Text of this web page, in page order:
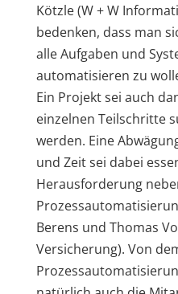
Kötzle (W + W
bedenken, dass man
alle Aufgaben und
automatisieren zu
Ein Projekt sei auch
einzelnen Teilschritte
werden. Eine
und Zeit sei dabei
Herausforderung
Berens und Thomas
Versicherung). Von